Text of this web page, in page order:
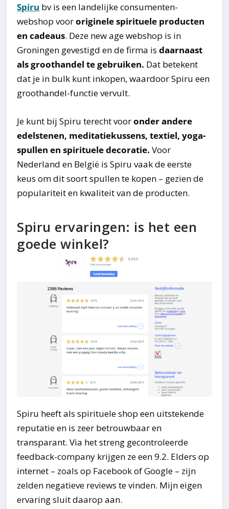
Spiru bv is een landelijke consumenten-
webshop voororiginele spirituele producten
en cadeaus. Deze new age webshop is in
Groningen gevestigd en de firma isdaarnaast
als groothandel te gebruiken. Dat betekent
dat je in bulk kunt inkopen, waardoor Spiru een
groothandel-functie vervult.
Je kunt bij Spiru terecht vooronder andere
edelstenen, meditatiekussens, textiel, yoga-
spullen en spirituele decoratie. Voor
Nederland en België is Spiru vaak de eerste
keus om dit soort spullen te kopen – gezien de
populariteit en kwaliteit van de producten.
Spiru ervaringen: is het een
goede winkel?
Spiru heeft als spirituele shop een uitstekende
reputatie en is zeer betrouwbaar en
transparant. Via het streng gecontroleerde
feedback-company krijgen ze een 9.2. Elders op
internet – zoals op Facebook of Google – zijn
zelden negatieve reviews te vinden. Mijn eigen
ervaring sluit daarop aan.